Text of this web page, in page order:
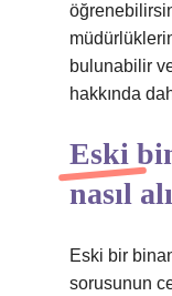
bulunabilir
hakkında
Eski
nasıl
Eski bir
sorusunun